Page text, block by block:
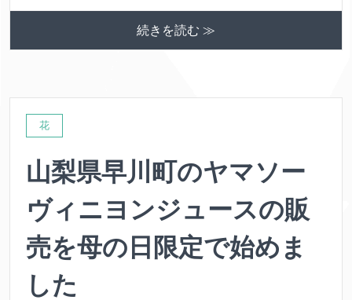
続きを読む ≫
花
山梨県早川町のヤマソー
ヴィニヨンジュースの販
売を母の日限定で始めま
した